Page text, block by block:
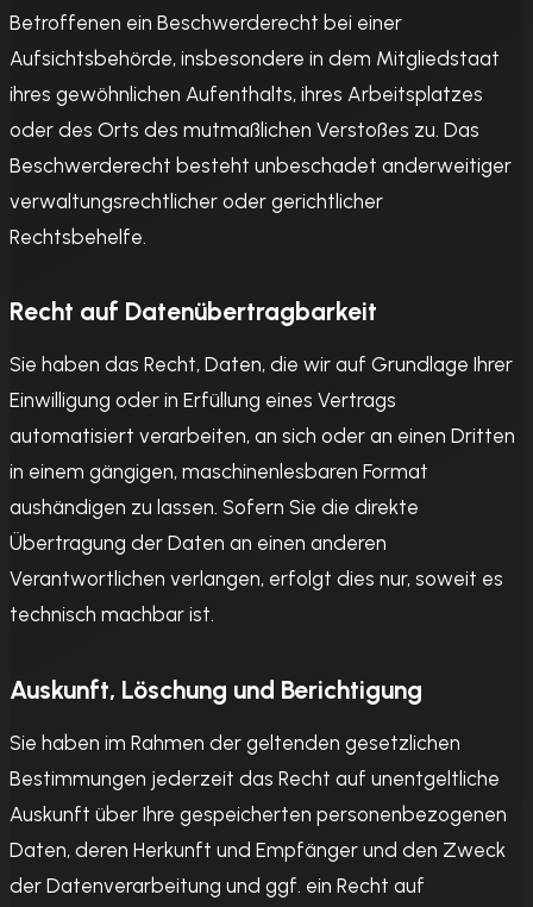
Betroffenen ein Beschwerderecht bei einer
Aufsichtsbehörde, insbesondere in dem Mitgliedstaat
ihres gewöhnlichen Aufenthalts, ihres Arbeitsplatzes
oder des Orts des mutmaßlichen Verstoßes zu. Das
Beschwerderecht besteht unbeschadet anderweitiger
verwaltungsrechtlicher oder gerichtlicher
Rechtsbehelfe.
Recht auf Daten­übertrag­barkeit
Sie haben das Recht, Daten, die wir auf Grundlage Ihrer
Einwilligung oder in Erfüllung eines Vertrags
automatisiert verarbeiten, an sich oder an einen Dritten
in einem gängigen, maschinenlesbaren Format
aushändigen zu lassen. Sofern Sie die direkte
Übertragung der Daten an einen anderen
Verantwortlichen verlangen, erfolgt dies nur, soweit es
technisch machbar ist.
Auskunft, Löschung und Berichtigung
Sie haben im Rahmen der geltenden gesetzlichen
Bestimmungen jederzeit das Recht auf unentgeltliche
Auskunft über Ihre gespeicherten personenbezogenen
Daten, deren Herkunft und Empfänger und den Zweck
der Datenverarbeitung und ggf. ein Recht auf